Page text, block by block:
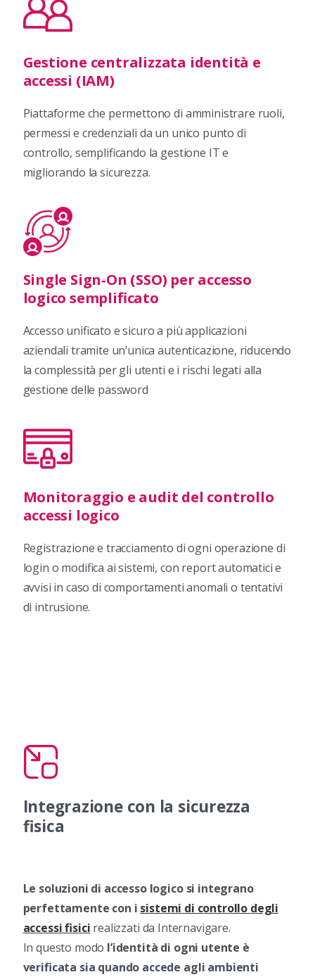
Gestione centralizzata identità e
accessi (IAM)
Piattaforme che permettono di amministrare ruoli,
permessi e credenziali da un unico punto di
controllo, semplificando la gestione IT e
migliorando la sicurezza.
Single Sign‑On (SSO) per accesso
logico semplificato
Accesso unificato e sicuro a più applicazioni
aziendali tramite un’unica autenticazione, riducendo
la complessità per gli utenti e i rischi legati alla
gestione delle password
Monitoraggio e audit del controllo
accessi logico
Registrazione e tracciamento di ogni operazione di
login o modifica ai sistemi, con report automatici e
avvisi in caso di comportamenti anomali o tentativi
di intrusione.
Integrazione con la sicurezza
fisica
Le soluzioni di accesso logico si integrano
perfettamente con i sistemi di controllo degli
accessi fisici realizzati da Internavigare.
In questo modo l’identità di ogni utente è
verificata sia quando accede agli ambienti